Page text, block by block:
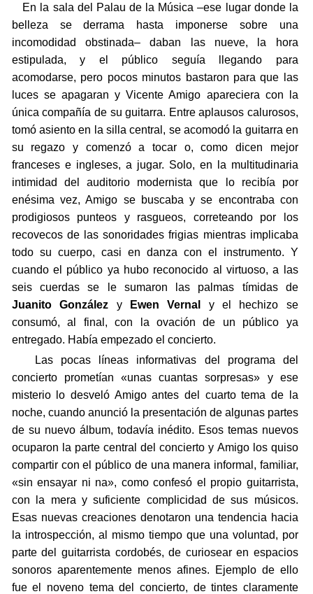
En la sala del Palau de la Música –ese lugar donde la
belleza se derrama hasta imponerse sobre una
incomodidad obstinada– daban las nueve, la hora
estipulada, y el público seguía llegando para
acomodarse, pero pocos minutos bastaron para que las
luces se apagaran y Vicente Amigo apareciera con la
única compañía de su guitarra. Entre aplausos calurosos,
tomó asiento en la silla central, se acomodó la guitarra en
su regazo y comenzó a tocar o, como dicen mejor
franceses e ingleses, a jugar. Solo, en la multitudinaria
intimidad del auditorio modernista que lo recibía por
enésima vez, Amigo se buscaba y se encontraba con
prodigiosos punteos y rasgueos, correteando por los
recovecos de las sonoridades frigias mientras implicaba
todo su cuerpo, casi en danza con el instrumento. Y
cuando el público ya hubo reconocido al virtuoso, a las
seis cuerdas se le sumaron las palmas tímidas de
Juanito González y Ewen Vernal
y el hechizo se
consumó, al final, con la ovación de un público ya
entregado. Había empezado el concierto.
Las pocas líneas informativas del programa del
concierto prometían «unas cuantas sorpresas» y ese
misterio lo desveló Amigo antes del cuarto tema de la
noche, cuando anunció la presentación de algunas partes
de su nuevo álbum, todavía inédito. Esos temas nuevos
ocuparon la parte central del concierto y Amigo los quiso
compartir con el público de una manera informal, familiar,
«sin ensayar ni na», como confesó el propio guitarrista,
con la mera y suficiente complicidad de sus músicos.
Esas nuevas creaciones denotaron una tendencia hacia
la introspección, al mismo tiempo que una voluntad, por
parte del guitarrista cordobés, de curiosear en espacios
sonoros aparentemente menos afines. Ejemplo de ello
fue el noveno tema del concierto, de tintes claramente